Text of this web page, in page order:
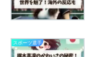
スポーツ選手